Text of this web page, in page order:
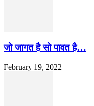
जो जागत है सो पावत है…
February 19, 2022